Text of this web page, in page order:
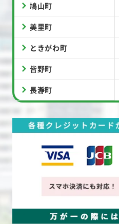
鳩山町
美里町
ときがわ町
皆野町
長瀞町